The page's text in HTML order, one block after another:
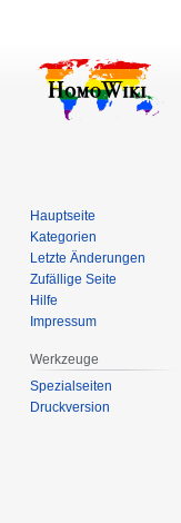
Hauptseite
Kategorien
Letzte Änderungen
Zufällige Seite
Hilfe
Impressum
Werkzeuge
Spezialseiten
Druckversion